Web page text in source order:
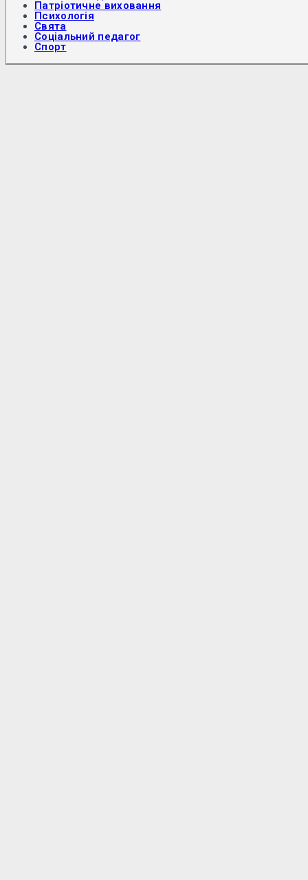
Патріотичне виховання
Психологія
Свята
Соціальний педагог
Спорт